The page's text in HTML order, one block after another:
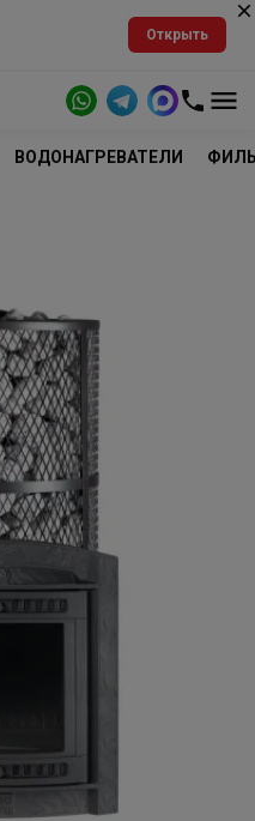
Открыть
ВОДОНАГРЕВАТЕЛИ